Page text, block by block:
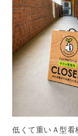
低くて重いＡ型看